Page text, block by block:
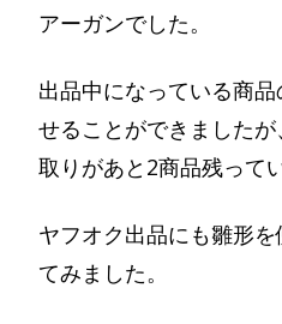
アーガンでした。
出品中になっている商
せることができましたが
取りがあと2商品残って
ヤフオク出品にも雛形
てみました。